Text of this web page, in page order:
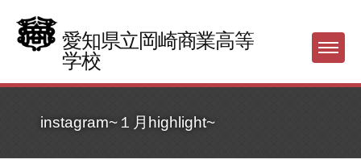
content
愛知県立岡崎商業高等
学校
Menu
instagram~１月highlight~